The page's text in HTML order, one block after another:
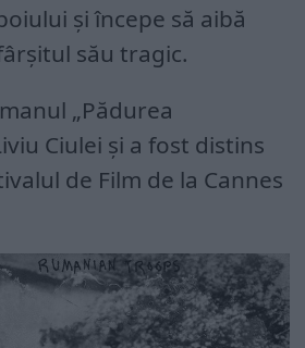
și începe să aibă
său tragic.
„Pădurea
Ciulei și a fost distins
de Film de la Cannes